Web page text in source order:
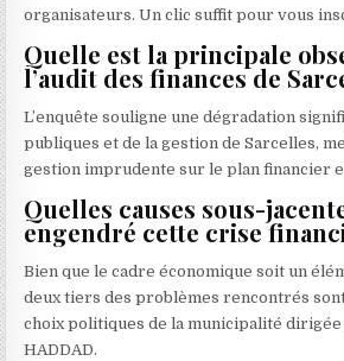
organisateurs. Un clic suffit pour vous
Quelle est la principale
l’audit des finances de
L’enquête souligne une dégradation
publiques et de la gestion de Sarcelles,
gestion imprudente sur le plan financier
Quelles causes sous-
engendré cette crise
Bien que le cadre économique soit un
deux tiers des problèmes rencontrés
choix politiques de la municipalité dirigée
HADDAD.